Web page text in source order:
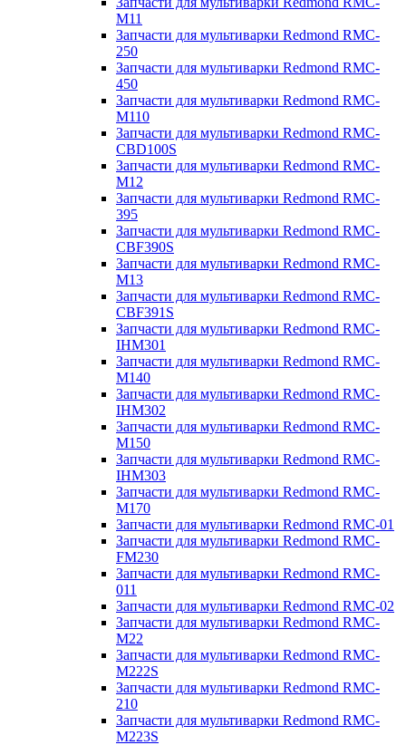
M11
Запчасти для мультиварки Redmond RMC-
250
Запчасти для мультиварки Redmond RMC-
450
Запчасти для мультиварки Redmond RMC-
M110
Запчасти для мультиварки Redmond RMC-
CBD100S
Запчасти для мультиварки Redmond RMC-
M12
Запчасти для мультиварки Redmond RMC-
395
Запчасти для мультиварки Redmond RMC-
CBF390S
Запчасти для мультиварки Redmond RMC-
M13
Запчасти для мультиварки Redmond RMC-
CBF391S
Запчасти для мультиварки Redmond RMC-
IHM301
Запчасти для мультиварки Redmond RMC-
M140
Запчасти для мультиварки Redmond RMC-
IHM302
Запчасти для мультиварки Redmond RMC-
M150
Запчасти для мультиварки Redmond RMC-
IHM303
Запчасти для мультиварки Redmond RMC-
M170
Запчасти для мультиварки Redmond RMC-01
Запчасти для мультиварки Redmond RMC-
FM230
Запчасти для мультиварки Redmond RMC-
011
Запчасти для мультиварки Redmond RMC-02
Запчасти для мультиварки Redmond RMC-
M22
Запчасти для мультиварки Redmond RMC-
M222S
Запчасти для мультиварки Redmond RMC-
210
Запчасти для мультиварки Redmond RMC-
M223S